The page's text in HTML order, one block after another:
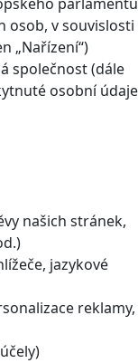
osob, v souvislosti
„Nařízení“)
společnost (dále
osobní údaje
našich stránek,
jazykové
reklamy,